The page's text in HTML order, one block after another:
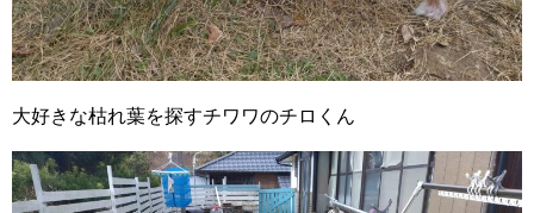
大好きな枯れ葉を探すチワワのチロくん